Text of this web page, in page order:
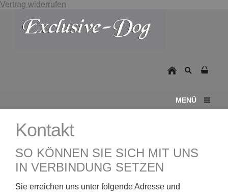
Vertrag widerrufen
MENÜ
Kontakt
SO KÖNNEN SIE SICH MIT UNS
IN VERBINDUNG SETZEN
Sie erreichen uns unter folgende Adresse und